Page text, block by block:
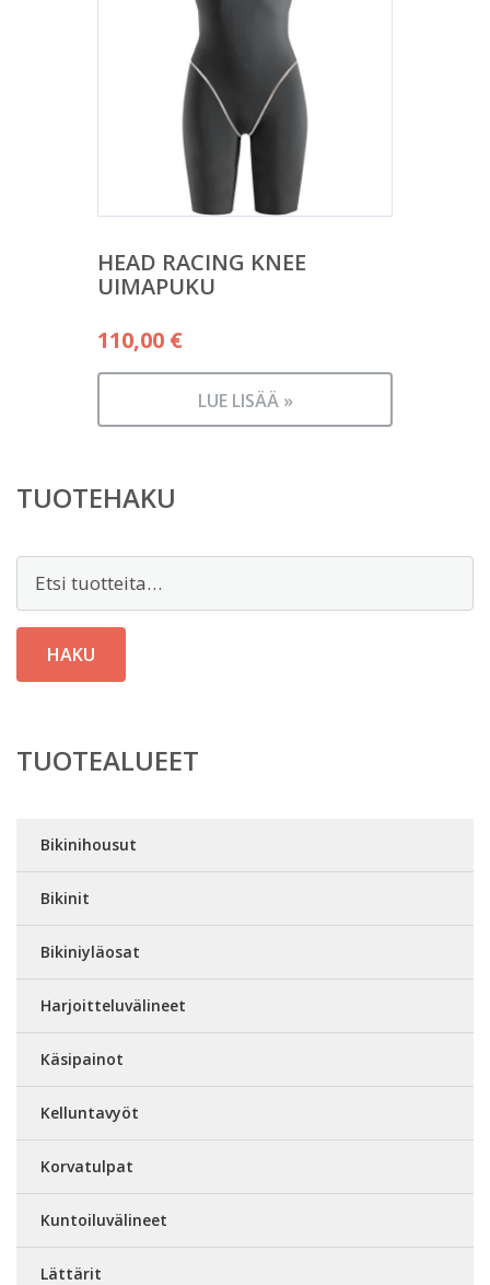
HEAD RACING KNEE
UIMAPUKU
110,00 €
LUE LISÄÄ »
TUOTEHAKU
Etsi:
HAKU
TUOTEALUEET
Bikinihousut
Bikinit
Bikiniyläosat
Harjoitteluvälineet
Käsipainot
Kelluntavyöt
Korvatulpat
Kuntoiluvälineet
Lättärit